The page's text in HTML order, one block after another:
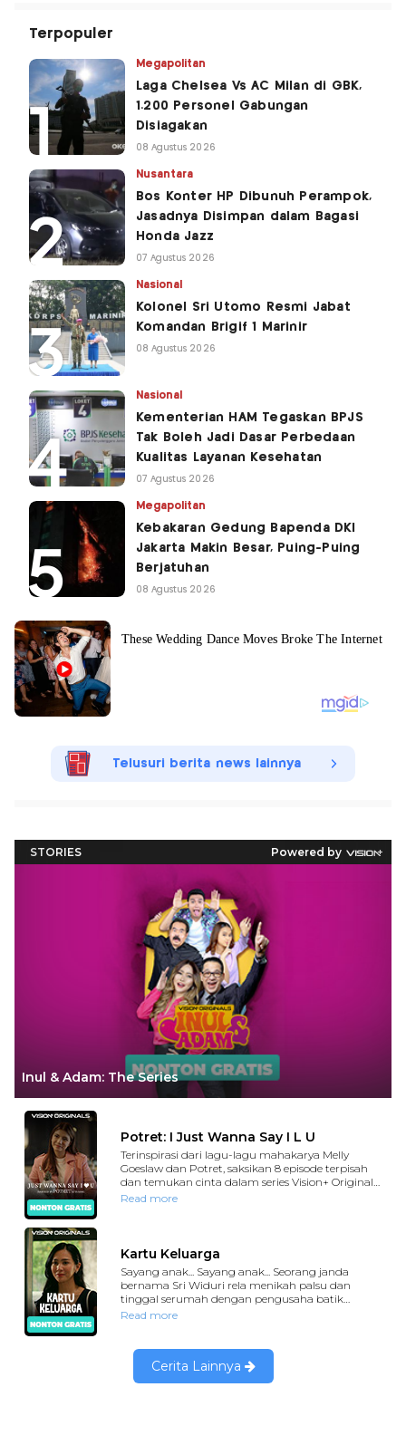
Terpopuler
Megapolitan
Laga Chelsea Vs AC Milan di GBK,
1.200 Personel Gabungan
Disiagakan
08 Agustus 2026
Nusantara
Bos Konter HP Dibunuh Perampok,
Jasadnya Disimpan dalam Bagasi
Honda Jazz
07 Agustus 2026
Nasional
Kolonel Sri Utomo Resmi Jabat
Komandan Brigif 1 Marinir
08 Agustus 2026
Nasional
Kementerian HAM Tegaskan BPJS
Tak Boleh Jadi Dasar Perbedaan
Kualitas Layanan Kesehatan
07 Agustus 2026
Megapolitan
Kebakaran Gedung Bapenda DKI
Jakarta Makin Besar, Puing-Puing
Berjatuhan
08 Agustus 2026
Telusuri berita news lainnya